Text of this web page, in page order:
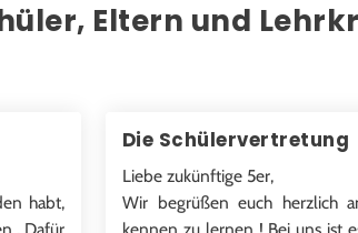
Eltern und
habt,
Die Schülervertretung
Liebe zukünftige 5er,
Wir begrüßen euch herzlich